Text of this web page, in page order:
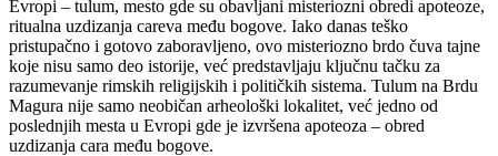
Evropi – tulum, mesto gde su obavljani misteriozni obredi apoteoze,
ritualna uzdizanja careva među bogove. Iako danas teško
pristupačno i gotovo zaboravljeno, ovo misteriozno brdo čuva tajne
koje nisu samo deo istorije, već predstavljaju ključnu tačku za
razumevanje rimskih religijskih i političkih sistema. Tulum na Brdu
Magura nije samo neobičan arheološki lokalitet, već jedno od
poslednjih mesta u Evropi gde je izvršena apoteoza – obred
uzdizanja cara među bogove.